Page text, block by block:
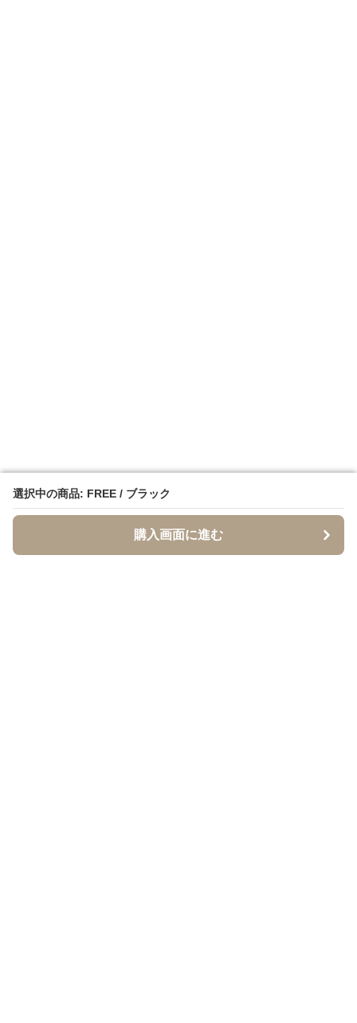
選択中の商品: FREE / ブラック
購入画面に進む
選択中の商品: FREE / ブラック
購入画面に進む